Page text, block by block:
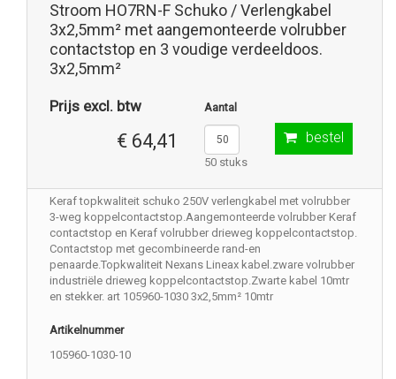
Stroom HO7RN-F Schuko / Verlengkabel
3x2,5mm² met aangemonteerde volrubber
contactstop en 3 voudige verdeeldoos.
3x2,5mm²
Prijs excl. btw
€ 64,41
Aantal
50 stuks
bestel
Keraf topkwaliteit schuko 250V verlengkabel met volrubber
3-weg koppelcontactstop.Aangemonteerde volrubber Keraf
contactstop en Keraf volrubber drieweg koppelcontactstop.
Contactstop met gecombineerde rand-en
penaarde.Topkwaliteit Nexans Lineax kabel.zware volrubber
industriële drieweg koppelcontactstop.Zwarte kabel 10mtr
en stekker. art 105960-1030 3x2,5mm² 10mtr
Artikelnummer
105960-1030-10